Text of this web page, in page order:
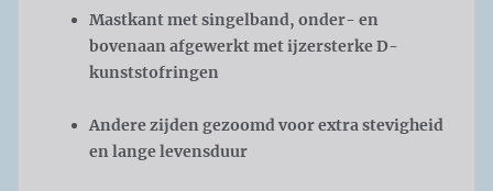
Mastkant met singelband, onder- en
bovenaan afgewerkt met ijzersterke D-
kunststofringen
Andere zijden gezoomd voor extra stevigheid
en lange levensduur